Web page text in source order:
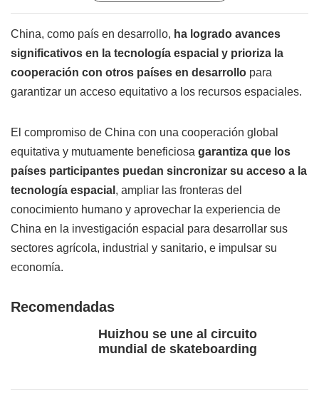
China, como país en desarrollo, ha logrado avances
significativos en la tecnología espacial y prioriza la
cooperación con otros países en desarrollo para
garantizar un acceso equitativo a los recursos espaciales.
El compromiso de China con una cooperación global
equitativa y mutuamente beneficiosa garantiza que los
países participantes puedan sincronizar su acceso a la
tecnología espacial , ampliar las fronteras del
conocimiento humano y aprovechar la experiencia de
China en la investigación espacial para desarrollar sus
sectores agrícola, industrial y sanitario, e impulsar su
economía.
Recomendadas
Huizhou se une al circuito
mundial de skateboarding